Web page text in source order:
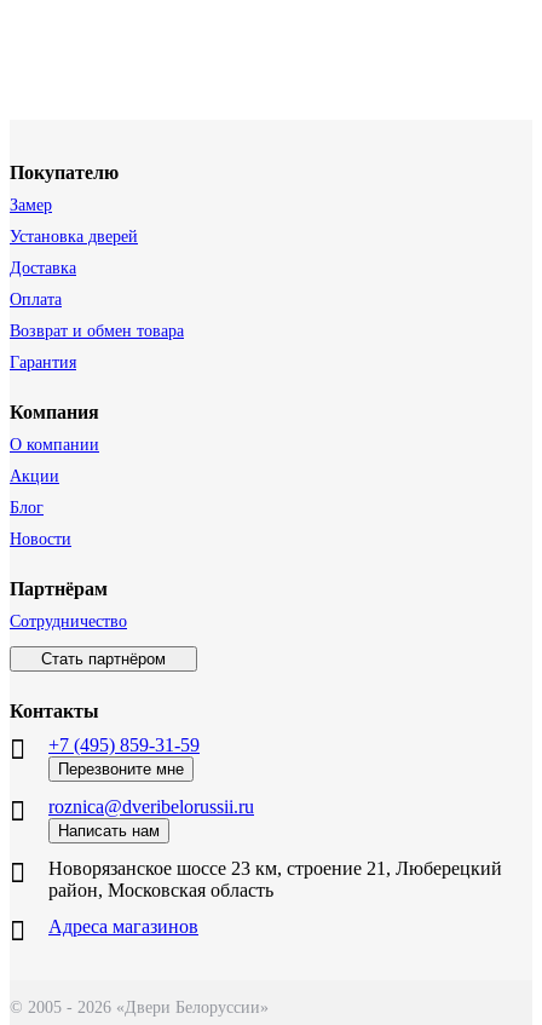
Покупателю
Замер
Установка дверей
Доставка
Оплата
Возврат и обмен товара
Гарантия
Компания
О компании
Акции
Блог
Новости
Партнёрам
Сотрудничество
Стать партнёром
Контакты
+7 (495) 859-31-59
Перезвоните мне
roznica@dveribelorussii.ru
Написать нам
Новорязанское шоссе 23 км, строение 21, Люберецкий
район, Московская область
Адреса магазинов
© 2005 - 2026 «Двери Белоруссии»